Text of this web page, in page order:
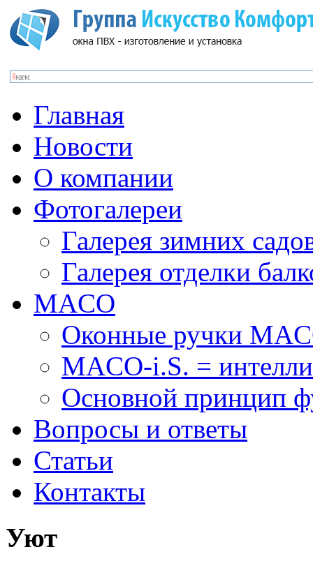
Главная
Новости
О компании
Фотогалереи
Галерея зимних
Галерея отделки
MACO
Оконные ручки
MACO-i.S. =
Основной принцип
Вопросы и ответы
Статьи
Контакты
Уют